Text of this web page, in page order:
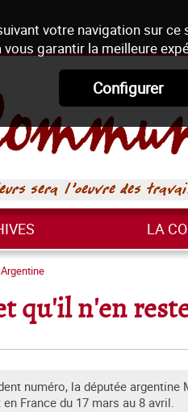
votre navigation sur
garantir la meilleure
Configurer
LA
Argentine
qu'il n'en
numéro, la députée argentine
France du 17 mars au 8 avril.